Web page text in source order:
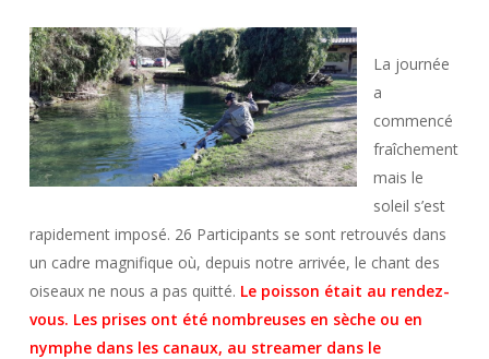
La journée
a
commencé
fraîchement
mais le
soleil s’est
rapidement imposé. 26 Participants se sont retrouvés dans
un cadre magnifique où, depuis notre arrivée, le chant des
oiseaux ne nous a pas quitté. Le poisson était au rendez-
vous. Les prises ont été nombreuses en sèche ou en
nymphe dans les canaux, au streamer dans le